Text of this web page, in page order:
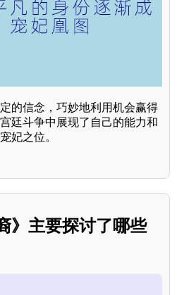
的信念，巧妙地利用机会赢得
廷斗争中展现了自己的能力和
妃之位。
》主要探讨了哪些